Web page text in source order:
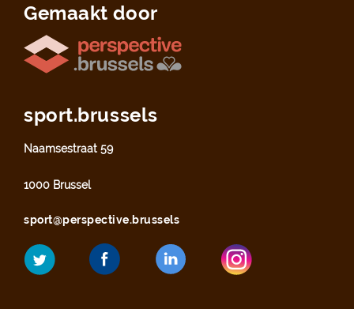
Gemaakt door
sport.brussels
Naamsestraat 59
1000 Brussel
sport@perspective.brussels